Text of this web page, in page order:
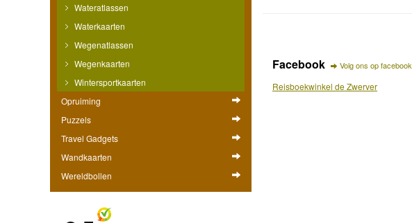
Wateratlassen
Waterkaarten
Wegenatlassen
Wegenkaarten
Wintersportkaarten
Opruiming
Puzzels
Travel Gadgets
Wandkaarten
Wereldbollen
Facebook Volg ons op facebook
Reisboekwinkel de Zwerver